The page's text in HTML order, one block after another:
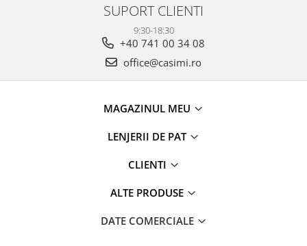
SUPORT CLIENTI
9:30-18:30
+40 741 00 34 08
office@casimi.ro
MAGAZINUL MEU
LENJERII DE PAT
CLIENTI
ALTE PRODUSE
DATE COMERCIALE